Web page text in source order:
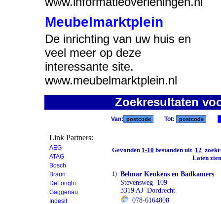
Meubelmarktplein
De inrichting van uw huis en
veel meer op deze
interessante site.
www.meubelmarktplein.nl
Zoekresultaten
Link Partners:
AEG
ATAG
Bosch
Braun
DeLonghi
Gaggenau
Indesit
Van: Tot:
Gevonden 1-10 bestanden uit 12
Laten
1) Belmar Keukens en Badkamers
Stevensweg 109
3319 AJ Dordrecht
078-6164808